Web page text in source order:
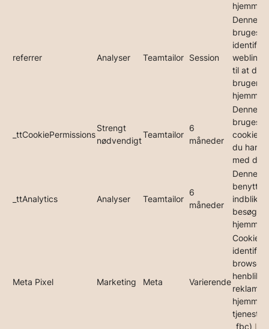
referrer Analyser Teamtailor Session
Denne
bruges
weblink,
til at
brugere
_ttCookiePermissions
Strengt
nødvendigt
Teamtailor
6
måneder
Denne
bruges
du har
med det.
_ttAnalytics Analyser Teamtailor
6
måneder
Denne
benyttes
indblik i,
Meta Pixel Marketing Meta Varierende
Cookies
henblik
tjenester
_fbc)